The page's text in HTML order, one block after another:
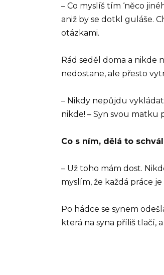
– Co myslíš tím ‘něco
aniž by se dotkl guláše.
otázkami.
Rád seděl doma a nikde
nedostane, ale přesto
– Nikdy nepůjdu
nikde! – Syn svou matku
Co s ním, dělá to
– Už toho mám dost.
myslím, že každá práce
Po hádce se synem
která na syna příliš tlačí,